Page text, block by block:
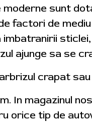
sunt
factori de
imbatranirii
ajunge sa se
crapat
In magazinul
orice tip de